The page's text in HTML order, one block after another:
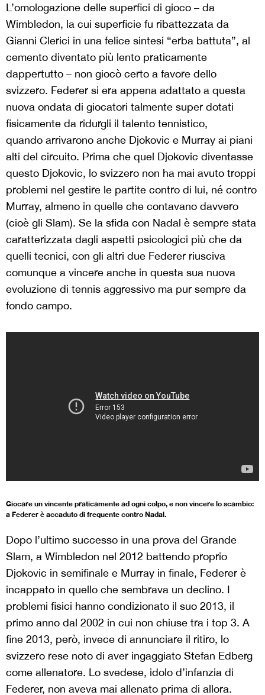
L’omologazione delle superfici di gioco – da
Wimbledon, la cui superficie fu ribattezzata da
Gianni Clerici in una felice sintesi “erba battuta”, al
cemento diventato più lento praticamente
dappertutto – non giocò certo a favore dello
svizzero. Federer si era appena adattato a questa
nuova ondata di giocatori talmente super dotati
fisicamente da ridurgli il talento tennistico,
quando arrivarono anche Djokovic e Murray ai piani
alti del circuito. Prima che quel Djokovic diventasse
questo Djokovic, lo svizzero non ha mai avuto troppi
problemi nel gestire le partite contro di lui, né contro
Murray, almeno in quelle che contavano davvero
(cioè gli Slam). Se la sfida con Nadal è sempre stata
caratterizzata dagli aspetti psicologici più che da
quelli tecnici, con gli altri due Federer riusciva
comunque a vincere anche in questa sua nuova
evoluzione di tennis aggressivo ma pur sempre da
fondo campo.
Giocare un vincente praticamente ad ogni colpo, e non vincere lo scambio:
a Federer è accaduto di frequente contro Nadal.
Dopo l’ultimo successo in una prova del Grande
Slam, a Wimbledon nel 2012 battendo proprio
Djokovic in semifinale e Murray in finale, Federer è
incappato in quello che sembrava un declino. I
problemi fisici hanno condizionato il suo 2013, il
primo anno dal 2002 in cui non chiuse tra i top 3. A
fine 2013, però, invece di annunciare il ritiro, lo
svizzero rese noto di aver ingaggiato Stefan Edberg
come allenatore. Lo svedese, idolo d’infanzia di
Federer, non aveva mai allenato prima di allora.